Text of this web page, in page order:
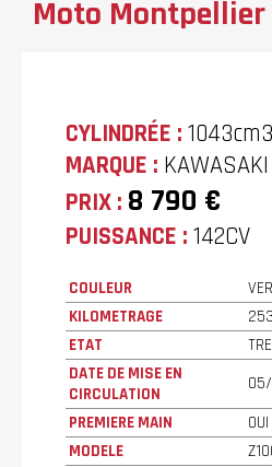
Moto Montpellier
CYLINDRÉE : 1043cm3
MARQUE : KAWASAKI
PRIX : 8 790 €
PUISSANCE : 142CV
COULEUR
KILOMETRAGE
ETAT
DATE DE MISE EN
CIRCULATION
PREMIERE MAIN
OUI
MODELE